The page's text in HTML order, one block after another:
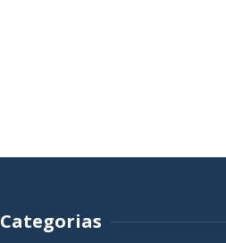
Categorias